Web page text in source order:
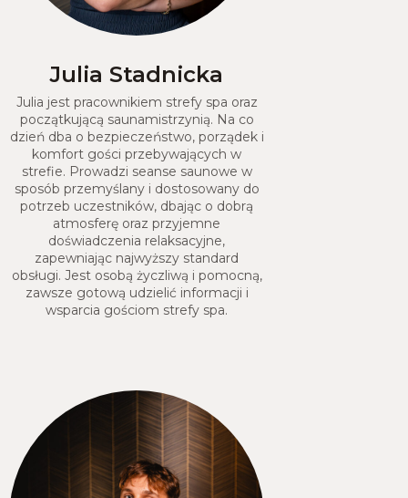
Julia Stadnicka
Julia jest pracownikiem strefy spa oraz
początkującą saunamistrzynią. Na co
dzień dba o bezpieczeństwo, porządek i
komfort gości przebywających w
strefie. Prowadzi seanse saunowe w
sposób przemyślany i dostosowany do
potrzeb uczestników, dbając o dobrą
atmosferę oraz przyjemne
doświadczenia relaksacyjne,
zapewniając najwyższy standard
obsługi. Jest osobą życzliwą i pomocną,
zawsze gotową udzielić informacji i
wsparcia gościom strefy spa.